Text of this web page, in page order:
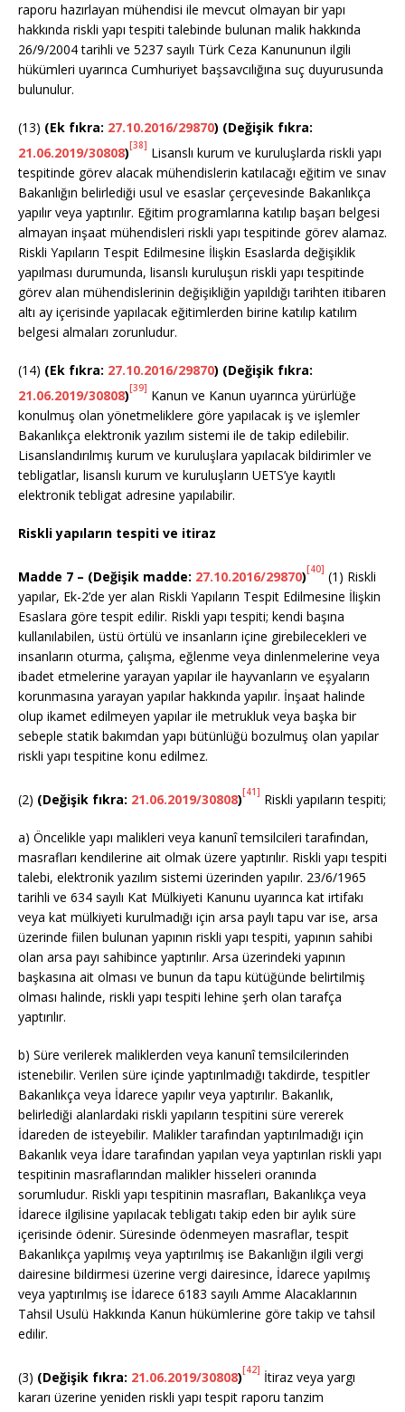
raporu hazırlayan mühendisi ile mevcut olmayan bir yapı
hakkında riskli yapı tespiti talebinde bulunan malik hakkında
26/9/2004 tarihli ve 5237 sayılı Türk Ceza Kanununun ilgili
hükümleri uyarınca Cumhuriyet başsavcılığına suç duyurusunda
bulunulur.
(13) (Ek fıkra: 27.10.2016/29870) (Değişik fıkra:
21.06.2019/30808)[38] Lisanslı kurum ve kuruluşlarda riskli yapı
tespitinde görev alacak mühendislerin katılacağı eğitim ve sınav
Bakanlığın belirlediği usul ve esaslar çerçevesinde Bakanlıkça
yapılır veya yaptırılır. Eğitim programlarına katılıp başarı belgesi
almayan inşaat mühendisleri riskli yapı tespitinde görev alamaz.
Riskli Yapıların Tespit Edilmesine İlişkin Esaslarda değişiklik
yapılması durumunda, lisanslı kuruluşun riskli yapı tespitinde
görev alan mühendislerinin değişikliğin yapıldığı tarihten itibaren
altı ay içerisinde yapılacak eğitimlerden birine katılıp katılım
belgesi almaları zorunludur.
(14) (Ek fıkra: 27.10.2016/29870) (Değişik fıkra:
21.06.2019/30808)[39] Kanun ve Kanun uyarınca yürürlüğe
konulmuş olan yönetmeliklere göre yapılacak iş ve işlemler
Bakanlıkça elektronik yazılım sistemi ile de takip edilebilir.
Lisanslandırılmış kurum ve kuruluşlara yapılacak bildirimler ve
tebligatlar, lisanslı kurum ve kuruluşların UETS’ye kayıtlı
elektronik tebligat adresine yapılabilir.
Riskli yapıların tespiti ve itiraz
Madde 7 – (Değişik madde: 27.10.2016/29870)[40] (1) Riskli
yapılar, Ek-2’de yer alan Riskli Yapıların Tespit Edilmesine İlişkin
Esaslara göre tespit edilir. Riskli yapı tespiti; kendi başına
kullanılabilen, üstü örtülü ve insanların içine girebilecekleri ve
insanların oturma, çalışma, eğlenme veya dinlenmelerine veya
ibadet etmelerine yarayan yapılar ile hayvanların ve eşyaların
korunmasına yarayan yapılar hakkında yapılır. İnşaat halinde
olup ikamet edilmeyen yapılar ile metrukluk veya başka bir
sebeple statik bakımdan yapı bütünlüğü bozulmuş olan yapılar
riskli yapı tespitine konu edilmez.
(2) (Değişik fıkra: 21.06.2019/30808)[41] Riskli yapıların tespiti;
a) Öncelikle yapı malikleri veya kanunî temsilcileri tarafından,
masrafları kendilerine ait olmak üzere yaptırılır. Riskli yapı tespiti
talebi, elektronik yazılım sistemi üzerinden yapılır. 23/6/1965
tarihli ve 634 sayılı Kat Mülkiyeti Kanunu uyarınca kat irtifakı
veya kat mülkiyeti kurulmadığı için arsa paylı tapu var ise, arsa
üzerinde fiilen bulunan yapının riskli yapı tespiti, yapının sahibi
olan arsa payı sahibince yaptırılır. Arsa üzerindeki yapının
başkasına ait olması ve bunun da tapu kütüğünde belirtilmiş
olması halinde, riskli yapı tespiti lehine şerh olan tarafça
yaptırılır.
b) Süre verilerek maliklerden veya kanunî temsilcilerinden
istenebilir. Verilen süre içinde yaptırılmadığı takdirde, tespitler
Bakanlıkça veya İdarece yapılır veya yaptırılır. Bakanlık,
belirlediği alanlardaki riskli yapıların tespitini süre vererek
İdareden de isteyebilir. Malikler tarafından yaptırılmadığı için
Bakanlık veya İdare tarafından yapılan veya yaptırılan riskli yapı
tespitinin masraflarından malikler hisseleri oranında
sorumludur. Riskli yapı tespitinin masrafları, Bakanlıkça veya
İdarece ilgilisine yapılacak tebligatı takip eden bir aylık süre
içerisinde ödenir. Süresinde ödenmeyen masraflar, tespit
Bakanlıkça yapılmış veya yaptırılmış ise Bakanlığın ilgili vergi
dairesine bildirmesi üzerine vergi dairesince, İdarece yapılmış
veya yaptırılmış ise İdarece 6183 sayılı Amme Alacaklarının
Tahsil Usulü Hakkında Kanun hükümlerine göre takip ve tahsil
edilir.
(3) (Değişik fıkra: 21.06.2019/30808)[42] İtiraz veya yargı
kararı üzerine yeniden riskli yapı tespit raporu tanzim